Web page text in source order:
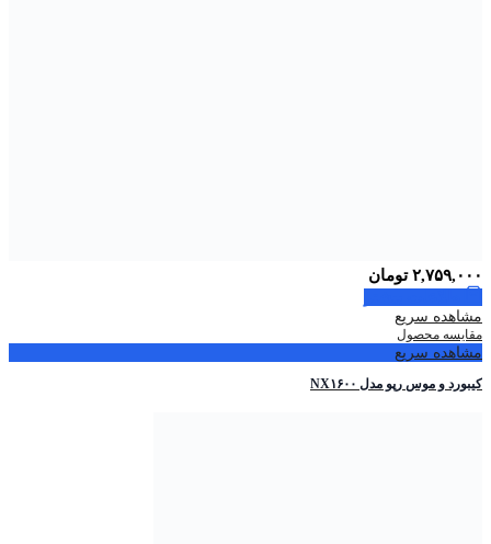
۲,۷۵۹,۰۰۰ تومان
مشاهده سریع
مقایسه محصول
مشاهده سریع
کیبورد و موس رپو مدل NX۱۶۰۰